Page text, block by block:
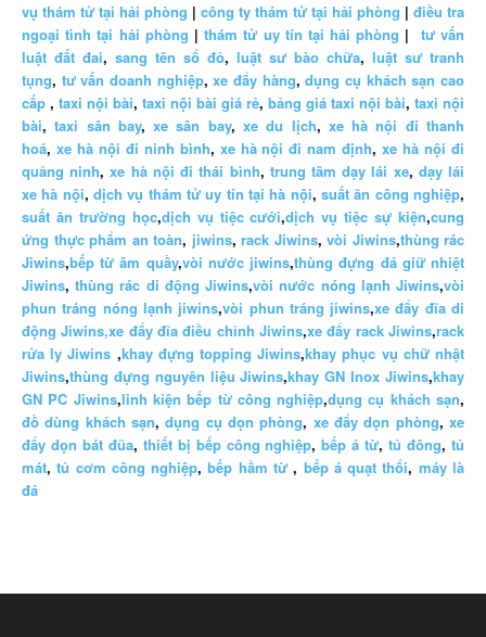
vụ thám tử tại hải phòng | công ty thám tử tại hải phòng | điều tra
ngoại tình tại hải phòng |thám tử uy tín tại hải phòng | tư vấn
luật đất đai, sang tên sổ đỏ, luật sư bào chữa, luật sư tranh
tụng, tư vấn doanh nghiệp,xe đẩy hàng,dụng cụ khách sạn cao
cấp , taxi nội bài, taxi nội bài giá rẻ, bảng giá taxi nội bài, taxi nội
bài,taxi sân bay,xe sân bay,xe du lịch, xe hà nội đi thanh
hoá, xe hà nội đi ninh bình, xe hà nội đi nam định,xe hà nội đi
quảng ninh,xe hà nội đi thái bình, trung tâm dạy lái xe, dạy lái
xe hà nội,dịch vụ thám tử uy tín tại hà nội,suất ăn công nghiệp,
suất ăn trường học,dịch vụ tiệc cưới,dịch vụ tiệc sự kiện,cung
ứng thực phẩm an toàn, jiwins, rack Jiwins, vòi Jiwins,thùng rác
Jiwins,bếp từ âm quầy,vòi nước jiwins,thùng đựng đá giữ nhiệt
Jiwins,thùng rác di động Jiwins,vòi nước nóng lạnh Jiwins,vòi
phun tráng nóng lạnh jiwins,vòi phun tráng jiwins,xe đẩy đĩa di
động Jiwins,xe đẩy đĩa điều chỉnh Jiwins,xe đẩy rack Jiwins,rack
rửa ly Jiwins ,khay đựng topping Jiwins,khay phục vụ chữ nhật
Jiwins,thùng đựng nguyên liệu Jiwins,khay GN Inox Jiwins,khay
GN PC Jiwins,linh kiện bếp từ công nghiệp,dụng cụ khách sạn,
đồ dùng khách sạn,dụng cụ dọn phòng, xe đẩy dọn phòng,xe
đẩy dọn bát đũa, thiết bị bếp công nghiệp,bếp á từ,tủ đông,tủ
mát,tủ cơm công nghiệp,bếp hầm từ , bếp á quạt thổi, máy là
đá